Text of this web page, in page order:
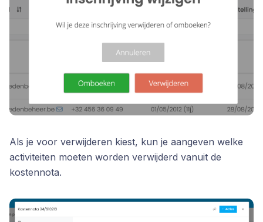
Als je voor verwijderen kiest, kun je aangeven welke
activiteiten moeten worden verwijderd vanuit de
kostennota.